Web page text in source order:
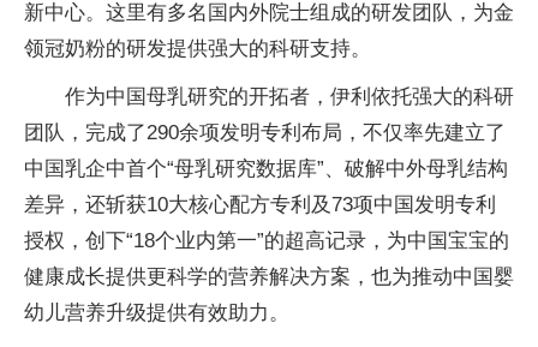
新中心。这里有多名国内外院士组成的研发团队，为金
领冠奶粉的研发提供强大的科研支持。
作为中国母乳研究的开拓者，伊利依托强大的科研
团队，完成了290余项发明专利布局，不仅率先建立了
中国乳企中首个“母乳研究数据库”、破解中外母乳结构
差异，还斩获10大核心配方专利及73项中国发明专利
授权，创下“18个业内第一”的超高记录，为中国宝宝的
健康成长提供更科学的营养解决方案，也为推动中国婴
幼儿营养升级提供有效助力。